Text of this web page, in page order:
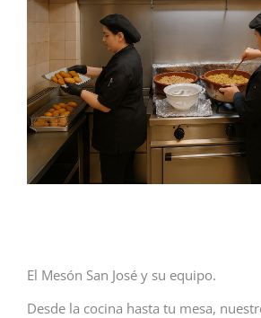
El Mesón San José y su equipo.
Desde la cocina hasta tu mesa,